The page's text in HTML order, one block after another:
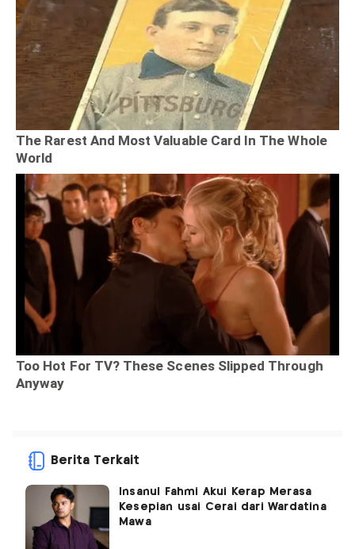
Berita Terkait
Insanul Fahmi Akui Kerap Merasa
Kesepian usai Cerai dari Wardatina
Mawa